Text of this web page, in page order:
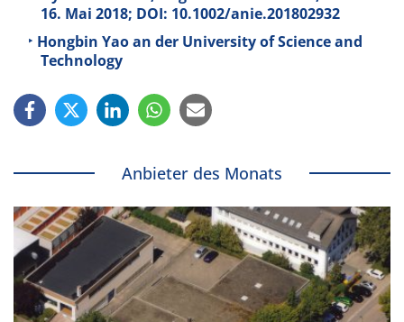
16. Mai 2018; DOI: 10.1002/anie.201802932
Hongbin Yao an der University of Science and
Technology
Anbieter des Monats